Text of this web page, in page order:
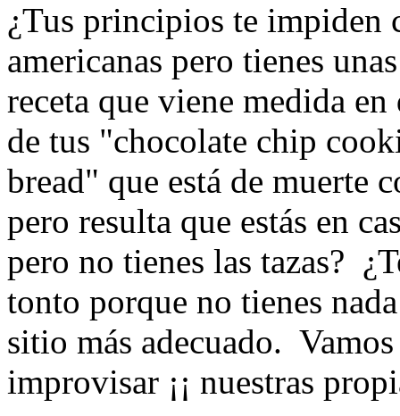
¿Tus principios te impiden
americanas pero tienes
receta que viene medida en
de tus "chocolate chip
bread" que está de muerte
pero resulta que estás en
pero no tienes las tazas?
tonto porque no tienes
sitio más adecuado.
improvisar ¡¡ nuestras